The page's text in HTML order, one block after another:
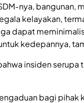
nya, bangunan,
kelayakan,
dapat
kedepannya,
insiden serupa
bagi pihak